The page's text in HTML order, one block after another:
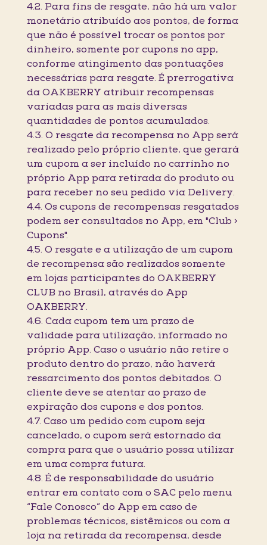
4.2. Para fins de resgate, não há um valor
monetário atribuído aos pontos, de forma
que não é possível trocar os pontos por
dinheiro, somente por cupons no app,
conforme atingimento das pontuações
necessárias para resgate. É prerrogativa
da OAKBERRY atribuir recompensas
variadas para as mais diversas
quantidades de pontos acumulados.
4.3. O resgate da recompensa no App será
realizado pelo próprio cliente, que gerará
um cupom a ser incluído no carrinho no
próprio App para retirada do produto ou
para receber no seu pedido via Delivery.
4.4. Os cupons de recompensas resgatados
podem ser consultados no App, em "Club >
Cupons".
4.5. O resgate e a utilização de um cupom
de recompensa são realizados somente
em lojas participantes do OAKBERRY
CLUB no Brasil, através do App
OAKBERRY.
4.6. Cada cupom tem um prazo de
validade para utilização, informado no
próprio App. Caso o usuário não retire o
produto dentro do prazo, não haverá
ressarcimento dos pontos debitados. O
cliente deve se atentar ao prazo de
expiração dos cupons e dos pontos.
4.7. Caso um pedido com cupom seja
cancelado, o cupom será estornado da
compra para que o usuário possa utilizar
em uma compra futura.
4.8. É de responsabilidade do usuário
entrar em contato com o SAC pelo menu
“Fale Conosco” do App em caso de
problemas técnicos, sistêmicos ou com a
loja na retirada da recompensa, desde